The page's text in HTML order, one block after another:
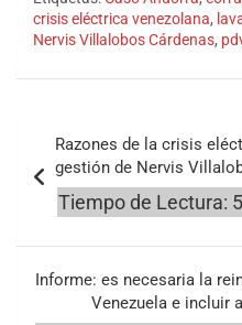
crisis eléctrica venezolana,
Nervis Villalobos Cárdenas,
de
entradas
Razones de la crisis
gestión de Nervis
Informe: es necesaria la
Venezuela e incluir